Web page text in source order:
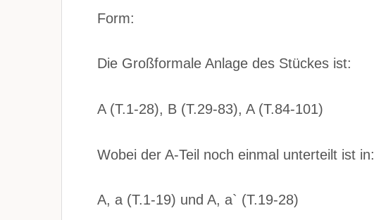
Form:
Die Großformale Anlage des Stückes ist:
A (T.1-28), B (T.29-83), A (T.84-101)
Wobei der A-Teil noch einmal unterteilt ist in:
A, a (T.1-19) und A, a` (T.19-28)